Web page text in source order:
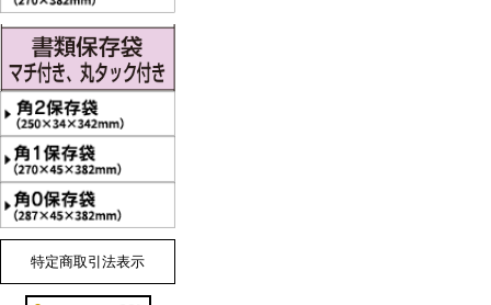
特定商取引法表示